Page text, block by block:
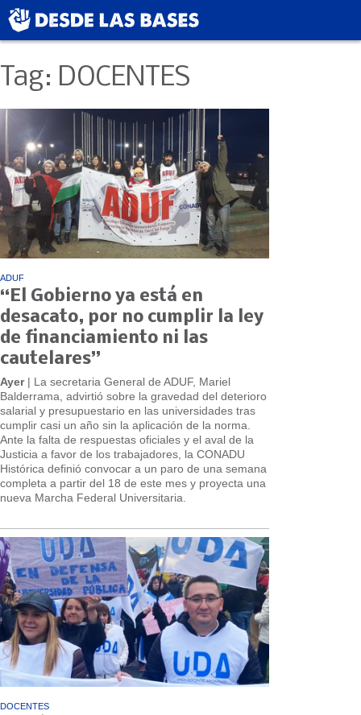
Tag: DOCENTES
ADUF
“El Gobierno ya está en
desacato, por no cumplir la ley
de financiamiento ni las
cautelares”
Ayer| La secretaria General de ADUF, Mariel
Balderrama, advirtió sobre la gravedad del deterioro
salarial y presupuestario en las universidades tras
cumplir casi un año sin la aplicación de la norma.
Ante la falta de respuestas oficiales y el aval de la
Justicia a favor de los trabajadores, la CONADU
Histórica definió convocar a un paro de una semana
completa a partir del 18 de este mes y proyecta una
nueva Marcha Federal Universitaria.
DOCENTES